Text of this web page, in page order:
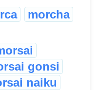
morcha
gonsi
naiku